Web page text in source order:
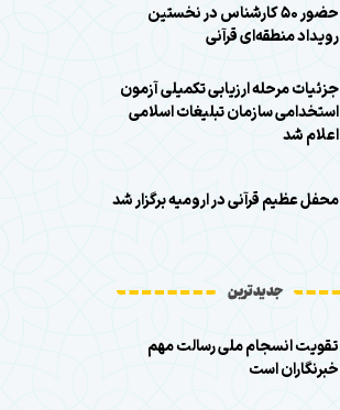
حضور ۵۰ کارشناس در نخستین
رویداد منطقه‌ای قرآنی
جزئیات مرحله ارزیابی تکمیلی آزمون
استخدامی سازمان تبلیغات اسلامی
اعلام شد
محفل عظیم قرآنی در ارومیه برگزار شد
جدیدترین
تقویت انسجام ملی رسالت مهم
خبرنگاران است